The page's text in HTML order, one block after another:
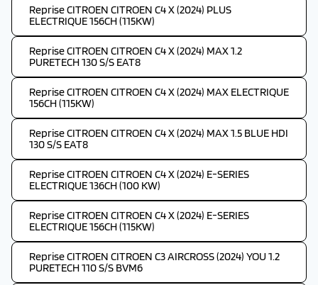
Reprise CITROEN CITROEN C4 X (2024) PLUS
ELECTRIQUE 156CH (115KW)
Reprise CITROEN CITROEN C4 X (2024) MAX 1.2
PURETECH 130 S/S EAT8
Reprise CITROEN CITROEN C4 X (2024) MAX ELECTRIQUE
156CH (115KW)
Reprise CITROEN CITROEN C4 X (2024) MAX 1.5 BLUE HDI
130 S/S EAT8
Reprise CITROEN CITROEN C4 X (2024) E-SERIES
ELECTRIQUE 136CH (100 KW)
Reprise CITROEN CITROEN C4 X (2024) E-SERIES
ELECTRIQUE 156CH (115KW)
Reprise CITROEN CITROEN C3 AIRCROSS (2024) YOU 1.2
PURETECH 110 S/S BVM6